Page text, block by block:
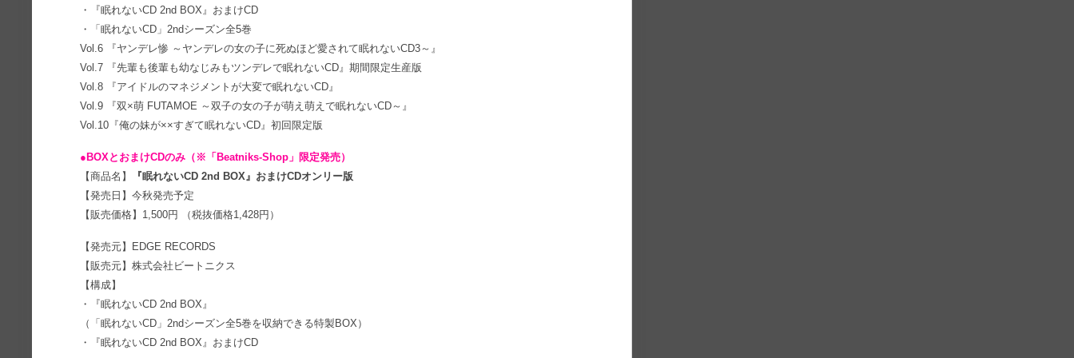
・『眠れないCD 2nd BOX』おまけCD
・「眠れないCD」2ndシーズン全5巻
Vol.6 『ヤンデレ惨 ～ヤンデレの女の子に死ぬほど愛されて眠れないCD3～』
Vol.7 『先輩も後輩も幼なじみもツンデレで眠れないCD』期間限定生産版
Vol.8 『アイドルのマネジメントが大変で眠れないCD』
Vol.9 『双×萌 FUTAMOE ～双子の女の子が萌え萌えで眠れないCD～』
Vol.10『俺の妹が××すぎて眠れないCD』初回限定版
●BOXとおまけCDのみ（※「Beatniks-Shop」限定発売）
【商品名】
『眠れないCD 2nd BOX』おまけCDオンリー版
【発売日】今秋発売予定
【販売価格】1,500円 （税抜価格1,428円）
【発売元】EDGE RECORDS
【販売元】株式会社ビートニクス
【構成】
・『眠れないCD 2nd BOX』
（「眠れないCD」2ndシーズン全5巻を収納できる特製BOX）
・『眠れないCD 2nd BOX』おまけCD